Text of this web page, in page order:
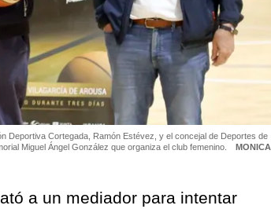
Deportiva Cortegada, Ramón Estévez, y el concejal de Deportes de
Miguel Ángel González que organiza el club femenino.
MONICA
a un mediador para intentar